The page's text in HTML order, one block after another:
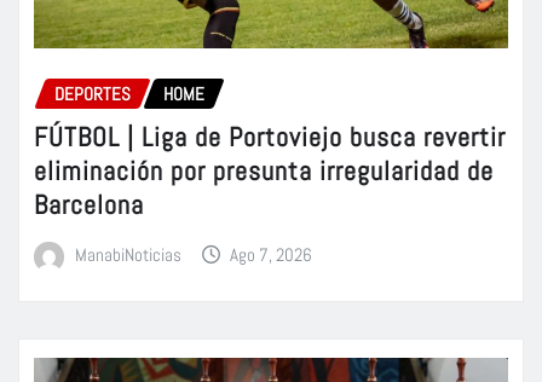
DEPORTES HOME
FÚTBOL | Liga de Portoviejo busca revertir
eliminación por presunta irregularidad de
Barcelona
ManabiNoticias Ago 7, 2026